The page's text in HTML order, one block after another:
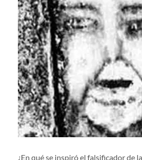
¿En qué se inspiró el falsificador de